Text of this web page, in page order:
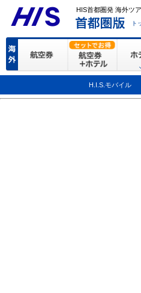
HIS首都圏発 海外ツ
ト
H.I.S.モバイル